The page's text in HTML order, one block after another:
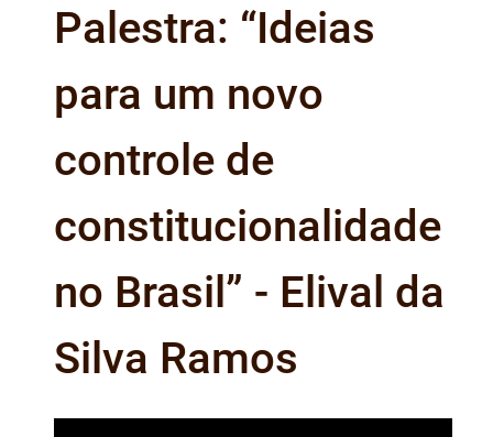
Palestra: “Ideias
para um novo
controle de
constitucionalidade
no Brasil” - Elival da
Silva Ramos